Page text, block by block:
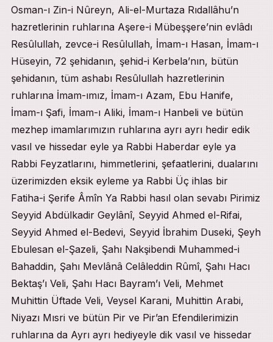
Osman-ı Zin-i Nûreyn, Ali-el-Murtaza Rıdallâhu’n
hazretlerinin ruhlarına Aşere-i Mübeşşere’nin evlâdı
Resûlullah, zevce-i Resûlullah, İmam-ı Hasan, İmam-ı
Hüseyin, 72 şehidanın, şehid-i Kerbela’nın, bütün
şehidanın, tüm ashabı Resûlullah hazretlerinin
ruhlarına İmam-ımız, İmam-ı Azam, Ebu Hanife,
İmam-ı Şafi, İmam-ı Aliki, İmam-ı Hanbeli ve bütün
mezhep imamlarımızın ruhlarına ayrı ayrı hedir edik
vasıl ve hissedar eyle ya Rabbi Haberdar eyle ya
Rabbi Feyzatlarını, himmetlerini, şefaatlerini, dualarını
üzerimizden eksik eyleme ya Rabbi Üç ihlas bir
Fatiha-i Şerife Âmîn Ya Rabbi hasıl olan sevabı Pirimiz
Seyyid Abdülkadir Geylânî, Seyyid Ahmed el-Rifai,
Seyyid Ahmed el-Bedevi, Seyyid İbrahim Duseki, Şeyh
Ebulesan el-Şazeli, Şahı Nakşibendi Muhammed-i
Bahaddin, Şahı Mevlânâ Celâleddin Rûmî, Şahı Hacı
Bektaş’ı Veli, Şahı Hacı Bayram’ı Veli, Mehmet
Muhittin Üftade Veli, Veysel Karani, Muhittin Arabi,
Niyazı Mısri ve bütün Pir ve Pir’an Efendilerimizin
ruhlarına da Ayrı ayrı hediyeyle dik vasıl ve hissedar